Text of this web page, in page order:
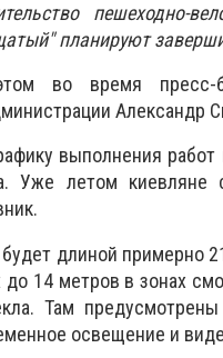
пешеходно-
планируют
во время пресс-
Александр
выполнения
Уже летом киевляне
длиной примерно
до 14 метров в зонах
Там
освещение и